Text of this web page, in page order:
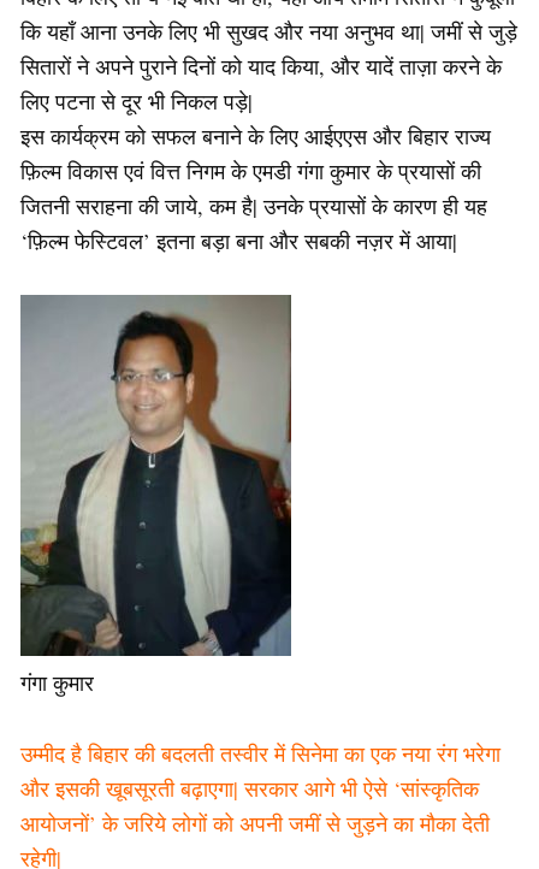
कि यहाँ आना उनके लिए भी सुखद और नया अनुभव था| जमीं से जुड़े
सितारों ने अपने पुराने दिनों को याद किया, और यादें ताज़ा करने के
लिए पटना से दूर भी निकल पड़े|
इस कार्यक्रम को सफल बनाने के लिए आईएएस और बिहार राज्य
फ़िल्म विकास एवं वित्त निगम के एमडी गंगा कुमार के प्रयासों की
जितनी सराहना की जाये, कम है| उनके प्रयासों के कारण ही यह
‘फ़िल्म फेस्टिवल’ इतना बड़ा बना और सबकी नज़र में आया|
गंगा कुमार
उम्मीद है बिहार की बदलती तस्वीर में सिनेमा का एक नया रंग भरेगा
और इसकी खूबसूरती बढ़ाएगा| सरकार आगे भी ऐसे ‘सांस्कृतिक
आयोजनों’ के जरिये लोगों को अपनी जमीं से जुड़ने का मौका देती
रहेगी|